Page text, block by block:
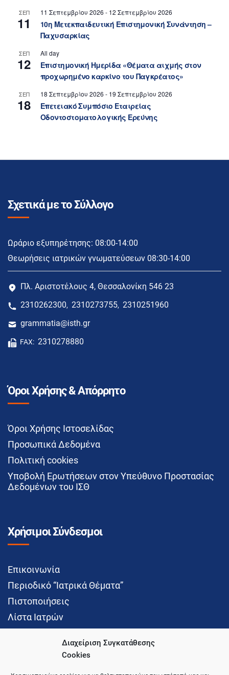
Διαχείριση Συγκατάθεσης
Cookies
ΣΕΠ
11
11 Σεπτεμβρίου 2026 - 12 Σεπτεμβρίου 2026
10η Μετεκπαιδευτική Επιστημονική Συνάντηση –
Παχυσαρκίας
ΣΕΠ
12
All day
Επιστημονική Ημερίδα «Θέματα αιχμής στον
προχωρημένο καρκίνο του Παγκρέατος»
ΣΕΠ
18
18 Σεπτεμβρίου 2026 - 19 Σεπτεμβρίου 2026
Επετειακό Συμπόσιο Εταιρείας
Οδοντοστοματολογικής Ερεύνης
Σχετικά με το Σύλλογο
Ωράριο εξυπηρέτησης: 08:00-14:00
Θεωρήσεις ιατρικών γνωματεύσεων 08:30-14:00
Πλ. Αριστοτέλους 4, Θεσσαλονίκη 546 23
2310262300, 2310273755, 2310251960
grammatia@isth.gr
FAX: 2310278880
Όροι Χρήσης & Απόρρητο
Όροι Χρήσης Ιστοσελίδας
Προσωπικά Δεδομένα
Πολιτική cookies
Υποβολή Ερωτήσεων στον Υπεύθυνο Προστασίας
Δεδομένων του ΙΣΘ
Χρήσιμοι Σύνδεσμοι
Επικοινωνία
Περιοδικό “Ιατρικά Θέματα”
Πιστοποιήσεις
Λίστα Ιατρών
Social Media